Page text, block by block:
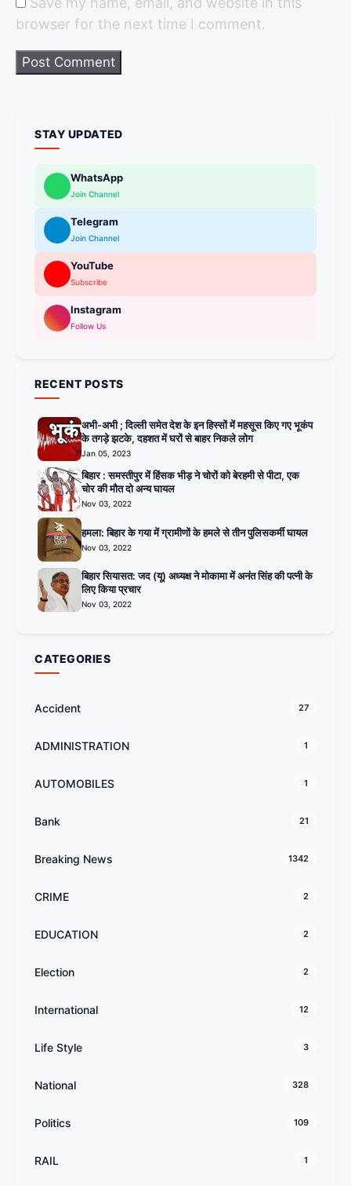
browser for the next time I comment.
STAY UPDATED
WhatsApp
Join Channel
Telegram
Join Channel
YouTube
Subscribe
Instagram
Follow Us
RECENT POSTS
अभी-अभी ; दिल्ली समेत देश के इन हिस्सों में महसूस किए गए भूकंप
के तगड़े झटके, दहशत में घरों से बाहर निकले लोग
Jan 05, 2023
बिहार : समस्तीपुर में हिंसक भीड़ ने चोरों को बेरहमी से पीटा, एक
चोर की मौत दो अन्य घायल
Nov 03, 2022
हमला: बिहार के गया में ग्रामीणों के हमले से तीन पुलिसकर्मी घायल
Nov 03, 2022
बिहार सियासत: जद (यू) अध्यक्ष ने मोकामा में अनंत सिंह की पत्नी के
लिए किया प्रचार
Nov 03, 2022
CATEGORIES
Accident 27
ADMINISTRATION 1
AUTOMOBILES 1
Bank 21
Breaking News 1342
CRIME 2
EDUCATION 2
Election 2
International 12
Life Style 3
National 328
Politics 109
RAIL 1